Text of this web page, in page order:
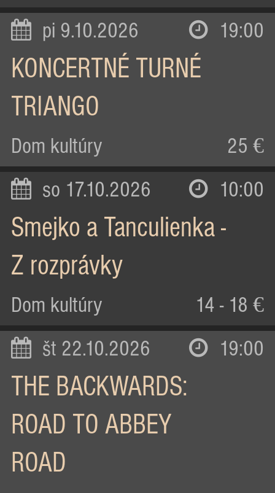
pi 9.10.2026 19:00
KONCERTNÉ TURNÉ
TRIANGO
Dom kultúry 25 €
so 17.10.2026 10:00
Smejko a Tanculienka -
Z rozprávky
Dom kultúry 14 - 18 €
št 22.10.2026 19:00
THE BACKWARDS:
ROAD TO ABBEY
ROAD